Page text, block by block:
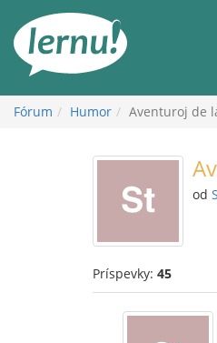
obsah
Fórum Humor Aventuroj de
od
Príspevky: 45